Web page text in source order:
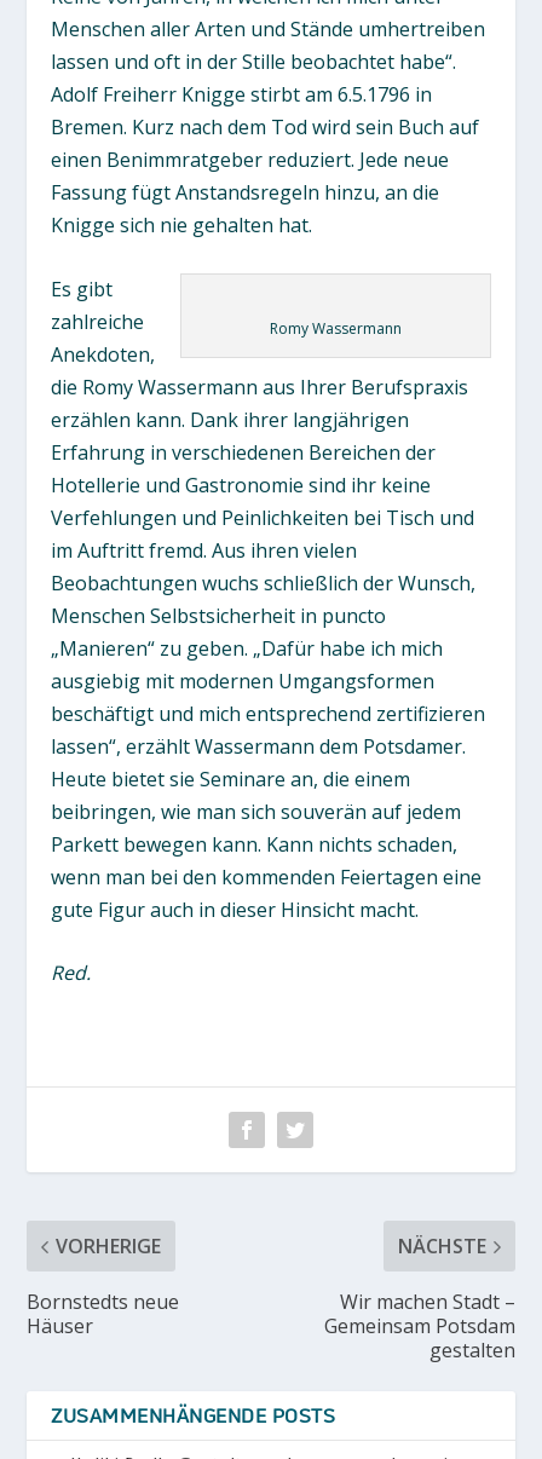
Menschen aller Arten und Stände umhertreiben
lassen und oft in der Stille beobachtet habe“.
Adolf Freiherr Knigge stirbt am 6.5.1796 in
Bremen. Kurz nach dem Tod wird sein Buch auf
einen Benimmratgeber reduziert. Jede neue
Fassung fügt Anstandsregeln hinzu, an die
Knigge sich nie gehalten hat.
Romy Wassermann
Es gibt
zahlreiche
Anekdoten,
die Romy Wassermann aus Ihrer Berufspraxis
erzählen kann. Dank ihrer langjährigen
Erfahrung in verschiedenen Bereichen der
Hotellerie und Gastronomie sind ihr keine
Verfehlungen und Peinlichkeiten bei Tisch und
im Auftritt fremd. Aus ihren vielen
Beobachtungen wuchs schließlich der Wunsch,
Menschen Selbstsicherheit in puncto
„Manieren“ zu geben. „Dafür habe ich mich
ausgiebig mit modernen Umgangsformen
beschäftigt und mich entsprechend zertifizieren
lassen“, erzählt Wassermann dem Potsdamer.
Heute bietet sie Seminare an, die einem
beibringen, wie man sich souverän auf jedem
Parkett bewegen kann. Kann nichts schaden,
wenn man bei den kommenden Feiertagen eine
gute Figur auch in dieser Hinsicht macht.
Red.
VORHERIGE
Bornstedts neue
Häuser
NÄCHSTE
Wir machen Stadt –
Gemeinsam Potsdam
gestalten
ZUSAMMENHÄNGENDE POSTS